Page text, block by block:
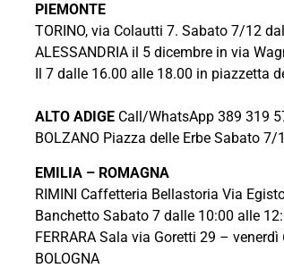
PIEMONTE
TORINO, via Colautti 7. Sabato 7/12
ALESSANDRIA il 5 dicembre in via
Il 7 dalle 16.00 alle 18.00 in piazzetta
ALTO ADIGECall/WhatsApp 389 319
BOLZANO Piazza delle Erbe Sabato
EMILIA – ROMAGNA
RIMINI Caffetteria Bellastoria Via
Banchetto Sabato 7 dalle 10:00 alle
FERRARA Sala via Goretti 29 –
BOLOGNA